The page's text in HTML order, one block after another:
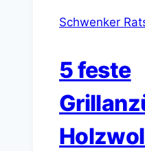
Schwenker
5 feste